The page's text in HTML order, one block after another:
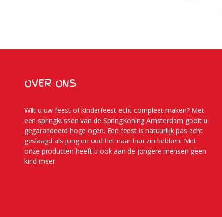
OVER ONS
Wilt u uw feest of kinderfeest echt compleet maken? Met
een springkussen van de SpringKoning Amsterdam gooit u
gegarandeerd hoge ogen. Een feest is natuurlijk pas echt
geslaagd als jong en oud het naar hun zin hebben. Met
onze producten heeft u ook aan de jongere mensen geen
kind meer.